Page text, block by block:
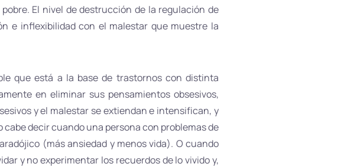
El nivel de destrucción de la regulación de
e inflexibilidad con el malestar que muestre la
que está a la base de trastornos con distinta
en eliminar sus pensamientos obsesivos,
y el malestar se extiendan e intensifican, y
cabe decir cuando una persona con problemas de
(más ansiedad y menos vida). O cuando
y no experimentar los recuerdos de lo vivido y,